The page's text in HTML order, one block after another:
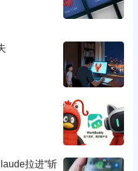
拉进“斩